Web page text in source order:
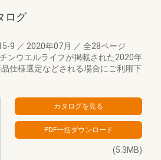
ログ
9 ／ 2020年07月 ／ 全28ページ
ンウエルライフが掲載された2020年
仕様選定などされる場合にご利用下
(5.3MB)